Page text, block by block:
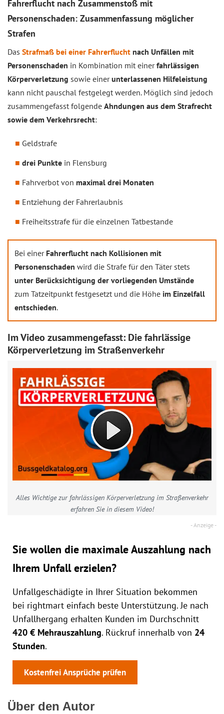
Fahrerflucht nach Zusammenstoß mit
Personenschaden: Zusammenfassung möglicher
Strafen
Das Strafmaß bei einer Fahrerflucht nach Unfällen mit
Personenschaden in Kombination mit einerfahrlässigen
Körperverletzung sowie einerunterlassenen Hilfeleistung
kann nicht pauschal festgelegt werden. Möglich sind jedoch
zusammengefasst folgende Ahndungen aus dem Strafrecht
sowie dem Verkehrsrecht:
Geldstrafe
drei Punkte in Flensburg
Fahrverbot von maximal drei Monaten
Entziehung der Fahrerlaubnis
Freiheitsstrafe für die einzelnen Tatbestande
Bei einer Fahrerflucht nach Kollisionen mit
Personenschaden wird die Strafe für den Täter stets
unter Berücksichtigung der vorliegenden Umstände
zum Tatzeitpunkt festgesetzt und die Höhe im Einzelfall
entschieden.
Im Video zusammengefasst: Die fahrlässige
Körperverletzung im Straßenverkehr
Alles Wichtige zur fahrlässigen Körperverletzung im Straßenverkehr
erfahren Sie in diesem Video!
Sie wollen die maximale Auszahlung nach
Ihrem Unfall erzielen?
Unfallgeschädigte in Ihrer Situation bekommen
bei rightmart einfach beste Unterstützung. Je nach
Unfallhergang erhalten Kunden im Durchschnitt
420 € Mehrauszahlung. Rückruf innerhalb von 24
Stunden.
Kostenfrei Ansprüche prüfen
Über den Autor